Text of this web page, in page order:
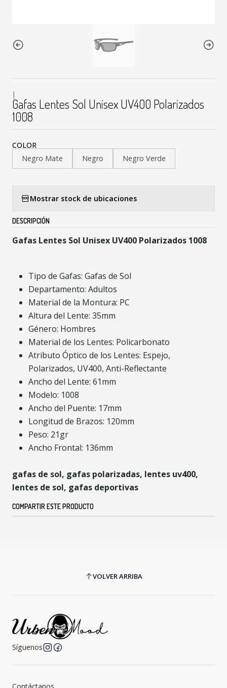
|
Gafas Lentes Sol Unisex UV400 Polarizados
1008
COLOR
Negro Mate
Negro Negro Verde
Mostrar stock de ubicaciones
DESCRIPCIÓN
Gafas Lentes Sol Unisex UV400 Polarizados 1008
Tipo de Gafas: Gafas de Sol
Departamento: Adultos
Material de la Montura: PC
Altura del Lente: 35mm
Género: Hombres
Material de los Lentes: Policarbonato
Atributo Óptico de los Lentes: Espejo,
Polarizados, UV400, Anti-Reflectante
Ancho del Lente: 61mm
Modelo: 1008
Ancho del Puente: 17mm
Longitud de Brazos: 120mm
Peso: 21gr
Ancho Frontal: 136mm
gafas de sol, gafas polarizadas, lentes uv400,
lentes de sol, gafas deportivas
COMPARTIR ESTE PRODUCTO
VOLVER ARRIBA
Síguenos